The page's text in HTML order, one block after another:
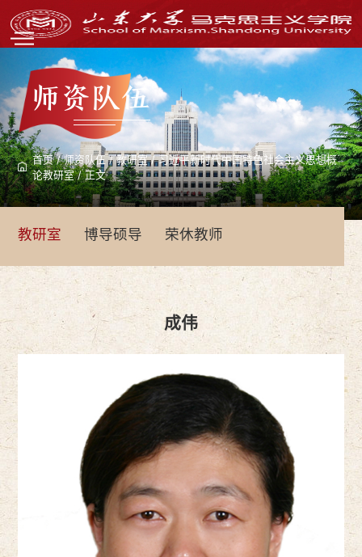
师资队伍
首页/师资队伍/教研室/习近平新时代中国特色社会主义思想概
论教研室/正文
教研室 博导硕导 荣休教师
成伟